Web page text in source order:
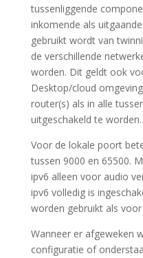
tussenliggende
inkomende als
gebruikt wordt van
de verschillende
worden. Dit geldt ook
Desktop/cloud
router(s) als in alle
uitgeschakeld te worden.
Voor de lokale poort
tussen 9000 en 65500.
ipv6 alleen voor audio
ipv6 volledig is
worden gebruikt als voor
Wanneer er afgeweken
configuratie of